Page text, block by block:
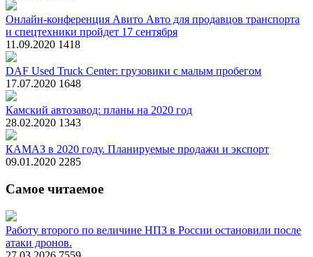
Онлайн-конференция Авито Авто для продавцов транспорта
и спецтехники пройдет 17 сентября
11.09.2020 1418
DAF Used Truck Center: грузовики с малым пробегом
17.07.2020 1648
Камский автозавод: планы на 2020 год
28.02.2020 1343
КАМАЗ в 2020 году. Планируемые продажи и экспорт
09.01.2020 2285
Самое читаемое
Работу второго по величине НПЗ в России остановили после
атаки дронов.